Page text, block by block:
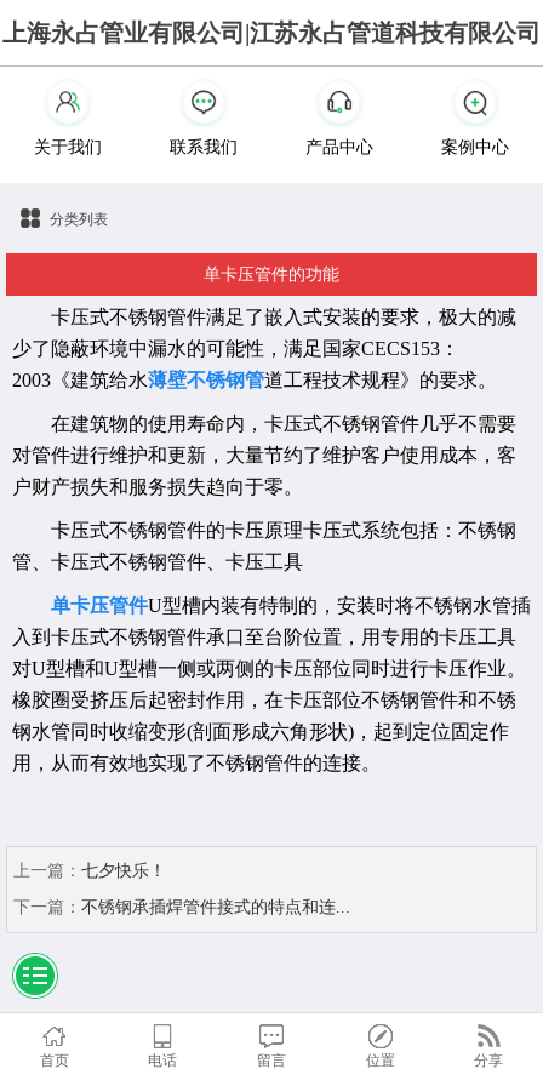
上海永占管业有限公司|江苏永占管道科技有限公司
关于我们 联系我们 产品中心 案例中心
分类列表
单卡压管件的功能
卡压式不锈钢管件满足了嵌入式安装的要求，极大的减
少了隐蔽环境中漏水的可能性，满足国家CECS153：
2003《建筑给水薄壁不锈钢管道工程技术规程》的要求。
在建筑物的使用寿命内，卡压式不锈钢管件几乎不需要
对管件进行维护和更新，大量节约了维护客户使用成本，客
户财产损失和服务损失趋向于零。
卡压式不锈钢管件的卡压原理卡压式系统包括：不锈钢
管、卡压式不锈钢管件、卡压工具
单卡压管件U型槽内装有特制的，安装时将不锈钢水管插
入到卡压式不锈钢管件承口至台阶位置，用专用的卡压工具
对U型槽和U型槽一侧或两侧的卡压部位同时进行卡压作业。
橡胶圈受挤压后起密封作用，在卡压部位不锈钢管件和不锈
钢水管同时收缩变形(剖面形成六角形状)，起到定位固定作
用，从而有效地实现了不锈钢管件的连接。
上一篇： 七夕快乐！
下一篇： 不锈钢承插焊管件接式的特点和连...
首页 电话 留言 位置 分享